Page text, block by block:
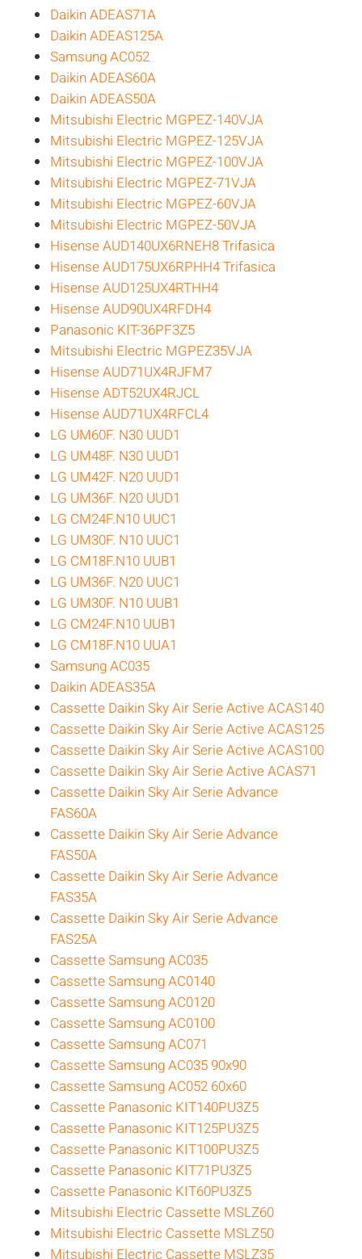
Daikin ADEAS71A
Daikin ADEAS125A
Samsung AC052
Daikin ADEAS60A
Daikin ADEAS50A
Mitsubishi Electric MGPEZ-140VJA
Mitsubishi Electric MGPEZ-125VJA
Mitsubishi Electric MGPEZ-100VJA
Mitsubishi Electric MGPEZ-71VJA
Mitsubishi Electric MGPEZ-60VJA
Mitsubishi Electric MGPEZ-50VJA
Hisense AUD140UX6RNEH8 Trifasica
Hisense AUD175UX6RPHH4 Trifasica
Hisense AUD125UX4RTHH4
Hisense AUD90UX4RFDH4
Panasonic KIT-36PF3Z5
Mitsubishi Electric MGPEZ35VJA
Hisense AUD71UX4RJFM7
Hisense ADT52UX4RJCL
Hisense AUD71UX4RFCL4
LG UM60F. N30 UUD1
LG UM48F. N30 UUD1
LG UM42F. N20 UUD1
LG UM36F. N20 UUD1
LG CM24F.N10 UUC1
LG UM30F. N10 UUC1
LG CM18F.N10 UUB1
LG UM36F. N20 UUC1
LG UM30F. N10 UUB1
LG CM24F.N10 UUB1
LG CM18F.N10 UUA1
Samsung AC035
Daikin ADEAS35A
Cassette Daikin Sky Air Serie Active ACAS140
Cassette Daikin Sky Air Serie Active ACAS125
Cassette Daikin Sky Air Serie Active ACAS100
Cassette Daikin Sky Air Serie Active ACAS71
Cassette Daikin Sky Air Serie Advance
FAS60A
Cassette Daikin Sky Air Serie Advance
FAS50A
Cassette Daikin Sky Air Serie Advance
FAS35A
Cassette Daikin Sky Air Serie Advance
FAS25A
Cassette Samsung AC035
Cassette Samsung AC0140
Cassette Samsung AC0120
Cassette Samsung AC0100
Cassette Samsung AC071
Cassette Samsung AC035 90x90
Cassette Samsung AC052 60x60
Cassette Panasonic KIT140PU3Z5
Cassette Panasonic KIT125PU3Z5
Cassette Panasonic KIT100PU3Z5
Cassette Panasonic KIT71PU3Z5
Cassette Panasonic KIT60PU3Z5
Mitsubishi Electric Cassette MSLZ60
Mitsubishi Electric Cassette MSLZ50
Mitsubishi Electric Cassette MSLZ35